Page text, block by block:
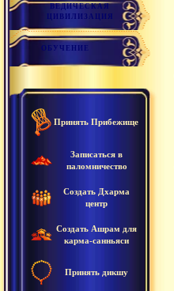
ВЕДИЧЕСКАЯ
ЦИВИЛИЗАЦИЯ
ОБУЧЕНИЕ
Принять Прибежище
Записаться в
паломничество
Создать Дхарма
центр
Создать Ашрам для
карма-санньяси
Принять дикшу